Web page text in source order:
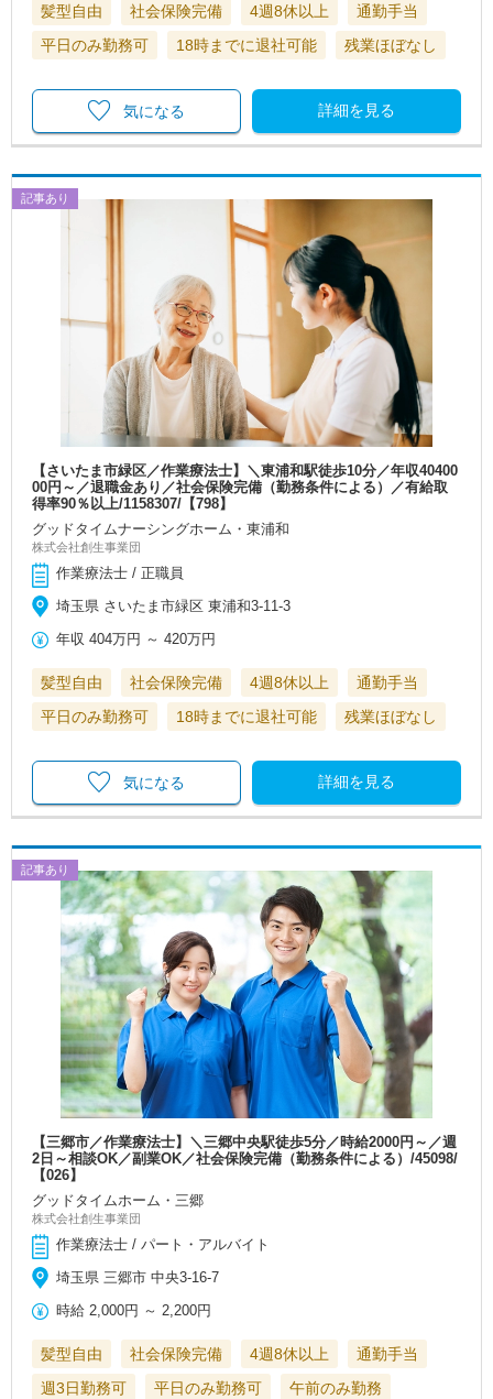
髪型自由 社会保険完備 4週8休以上
通勤手当
平日のみ勤務可
18時までに退社可能 残業ほぼなし
詳細を見る
気になる
記事あり
【さいたま市緑区／作業療法士】＼東浦和駅徒歩10分／年収40400
00円～／退職金あり／社会保険完備（勤務条件による）／有給取
得率90％以上/1158307/【798】
グッドタイムナーシングホーム・東浦和
株式会社創生事業団
作業療法士 / 正職員
埼玉県 さいたま市緑区 東浦和3-11-3
年収 404万円 ～420万円
髪型自由 社会保険完備 4週8休以上
通勤手当
平日のみ勤務可
18時までに退社可能 残業ほぼなし
詳細を見る
気になる
記事あり
【三郷市／作業療法士】＼三郷中央駅徒歩5分／時給2000円～／週
2日～相談OK／副業OK／社会保険完備（勤務条件による）/45098/
【026】
グッドタイムホーム・三郷
株式会社創生事業団
作業療法士 / パート・アルバイト
埼玉県 三郷市 中央3-16-7
時給 2,000円 ～2,200円
髪型自由 社会保険完備 4週8休以上
通勤手当
週3日勤務可
平日のみ勤務可
午前のみ勤務